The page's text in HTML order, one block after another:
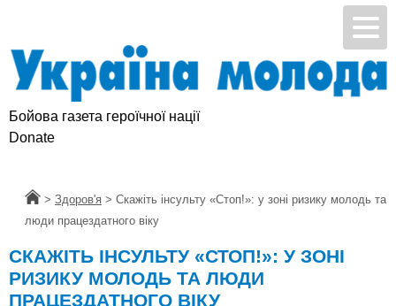
Бойова газета героїчної нації
Donate
Головна
> Здоров'я > Скажіть інсульту «Стоп!»: у зоні ризику молодь та
люди працездатного віку
СКАЖІТЬ ІНСУЛЬТУ «СТОП!»: У ЗОНІ
РИЗИКУ МОЛОДЬ ТА ЛЮДИ
ПРАЦЕЗДАТНОГО ВІКУ